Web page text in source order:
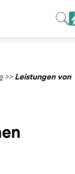
>> Leistungen von